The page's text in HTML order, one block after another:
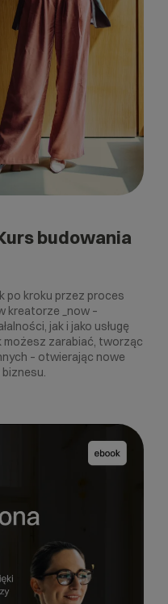
budowania
po kroku przez proces
kreatorze _now –
jak i jako usługę
możesz zarabiać, tworząc
– otwierając nowe